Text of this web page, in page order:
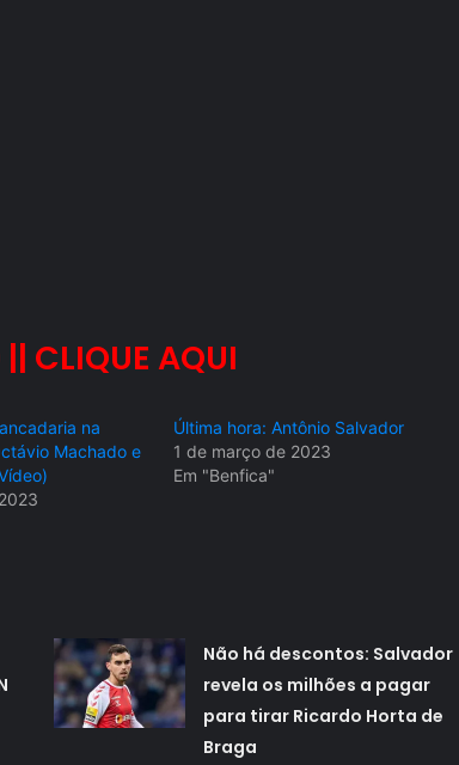
CLIQUE AQUI
na
Machado e
Última hora: Antônio Salvador
1 de março de 2023
Em "Benfica"
Não há descontos: Salvador
revela os milhões a pagar
para tirar Ricardo Horta de
Braga